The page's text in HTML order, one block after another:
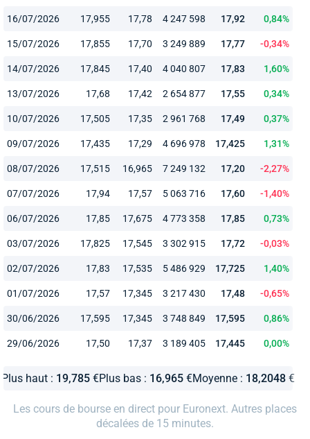
16/07/2026 17,955 17,78 4 247 598 17,92 0,84%
15/07/2026 17,855 17,70 3 249 889 17,77 -0,34%
14/07/2026 17,845 17,40 4 040 807 17,83 1,60%
13/07/2026 17,68 17,42 2 654 877 17,55 0,34%
10/07/2026 17,505 17,35 2 961 768 17,49 0,37%
09/07/2026 17,435 17,29 4 696 978 17,425 1,31%
08/07/2026 17,515 16,965 7 249 132 17,20 -2,27%
07/07/2026 17,94 17,57 5 063 716 17,60 -1,40%
06/07/2026 17,85 17,675 4 773 358 17,85 0,73%
03/07/2026 17,825 17,545 3 302 915 17,72 -0,03%
02/07/2026 17,83 17,535 5 486 929 17,725 1,40%
01/07/2026 17,57 17,345 3 217 430 17,48 -0,65%
30/06/2026 17,595 17,345 3 748 849 17,595 0,86%
29/06/2026 17,50 17,37 3 189 405 17,445 0,00%
Plus haut : 19,785 €Plus bas : 16,965 €Moyenne : 18,2048 €
Les cours de bourse en direct pour Euronext. Autres places
décalées de 15 minutes.